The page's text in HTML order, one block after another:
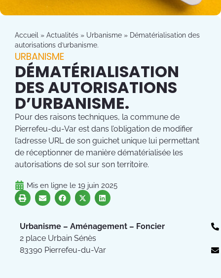
Accueil » Actualités » Urbanisme » Dématérialisation des
autorisations d’urbanisme.
URBANISME
DÉMATÉRIALISATION
DES AUTORISATIONS
D’URBANISME.
Pour des raisons techniques, la commune de
Pierrefeu-du-Var est dans l’obligation de modifier
l’adresse URL de son guichet unique lui permettant
de réceptionner de manière dématérialisée les
autorisations de sol sur son territoire.
Mis en ligne le 19 juin 2025
Urbanisme – Aménagement – Foncier
2 place Urbain Sénès
83390 Pierrefeu-du-Var